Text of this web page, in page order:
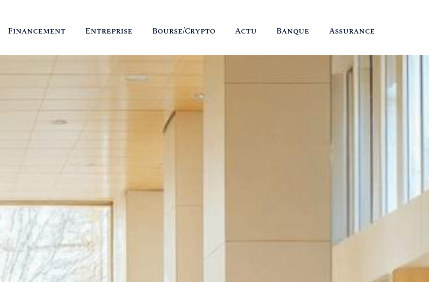
Financement Entreprise Bourse/Crypto Actu Banque Assurance